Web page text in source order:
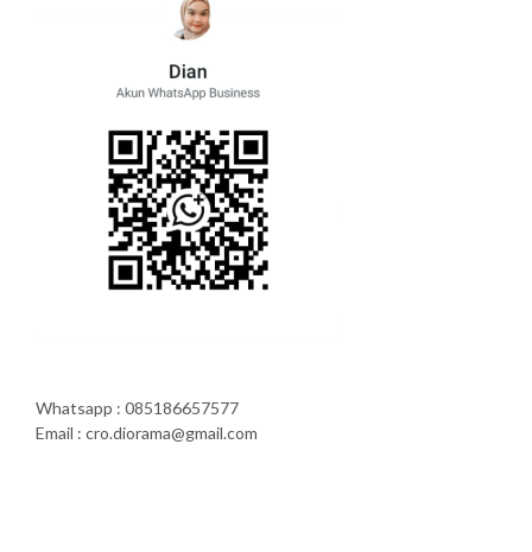
Whatsapp : 085186657577
Email : cro.diorama@gmail.com